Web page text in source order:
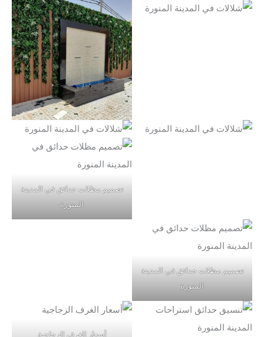
تصميم مظلات حدائق في المدينة
المنورة
تصميم مظلات حدائق في المدينة
المنورة
أسعار الغرف الزجاجية